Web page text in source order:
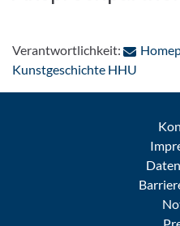
Verantwortlichkeit:
Kunstgeschichte HHU